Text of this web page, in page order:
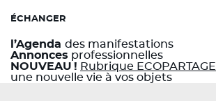
ÉCHANGER
l’Agenda des manifestations
Annonces professionnelles
NOUVEAU ! Rubrique ECOPARTAGE
une nouvelle vie à vos objets